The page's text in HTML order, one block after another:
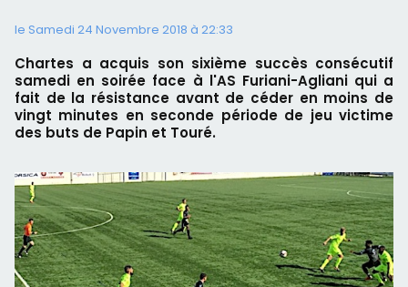
le Samedi 24 Novembre 2018 à 22:33
Chartes a acquis son sixième succès consécutif
samedi en soirée face à l'AS Furiani-Agliani qui a
fait de la résistance avant de céder en moins de
vingt minutes en seconde période de jeu victime
des buts de Papin et Touré.